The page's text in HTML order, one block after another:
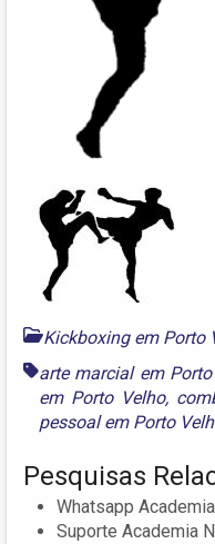
Kickboxing em Porto
arte marcial em
em Porto Velho,
pessoal em Porto
Pesquisas
Whatsapp
Suporte Academia